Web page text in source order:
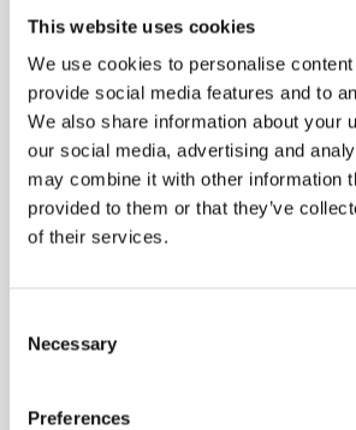
This website uses cookies
We use cookies to personalise
provide social media features and to
We also share information about your
our social media, advertising and
may combine it with other information
provided to them or that they’ve
of their services.
Necessary
Preferences
JAN TAUBE, CEO
Mitgründer, Geschäftsführer und
Staige GmbH & AG. Zuvor war er
und Marktentwicklung bei Eurowings.
Sportökonomie und Management und